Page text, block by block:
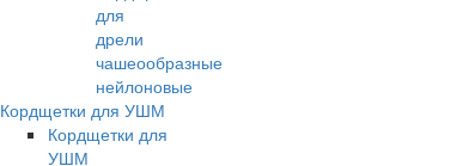
для
дрели
чашеообразные
нейлоновые
Кордщетки для УШМ
Кордщетки для
УШМ